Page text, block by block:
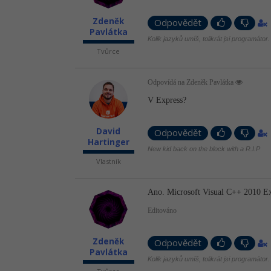
Zdeněk
Pavlátka
Tvůrce
Odpovědět
Kolik jazyků umíš, tolikrát jsi programátor.
David
Hartinger
Vlastník
Odpovídá na Zdeněk Pavlátka
V Express?
Odpovědět
New kid back on the block with a R.I.P
Zdeněk
Pavlátka
Ano. Microsoft Visual C++ 2010
Editováno
Odpovědět
Kolik jazyků umíš, tolikrát jsi programátor.